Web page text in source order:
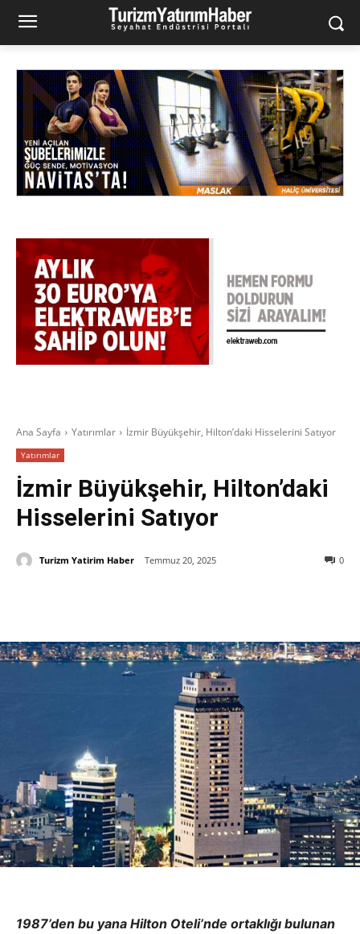
Ana Sayfa Yatırımlar İzmir Büyükşehir, Hilton’daki Hisselerini Satıyor
Yatırımlar
İzmir Büyükşehir, Hilton’daki
Hisselerini Satıyor
0
Turizm Yatirim Haber Temmuz 20, 2025
1987’den bu yana Hilton Oteli’nde ortaklığı bulunan